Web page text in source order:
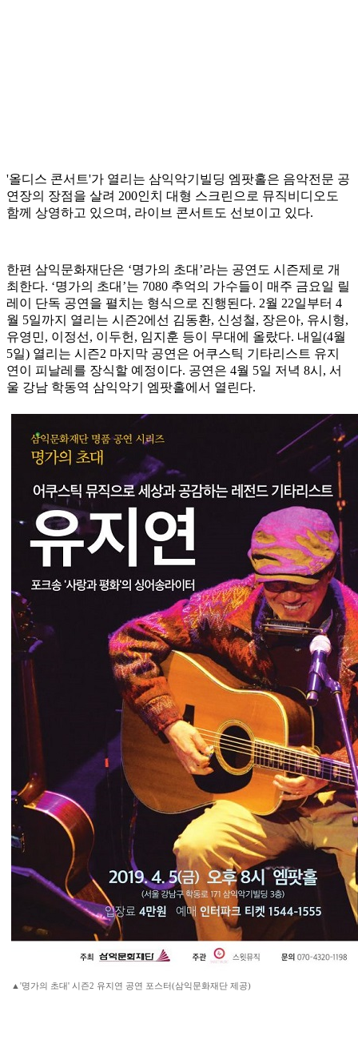
'올디스 콘서트'가 열리는 삼익악기빌딩 엠팟홀은 음악전문 공
연장의 장점을 살려 200인치 대형 스크린으로 뮤직비디오도
함께 상영하고 있으며, 라이브 콘서트도 선보이고 있다.
한편 삼익문화재단은 ‘명가의 초대’라는 공연도 시즌제로 개
최한다. ‘명가의 초대’는 7080 추억의 가수들이 매주 금요일 릴
레이 단독 공연을 펼치는 형식으로 진행된다. 2월 22일부터 4
월 5일까지 열리는 시즌2에선 김동환, 신성철, 장은아, 유시형,
유영민, 이정선, 이두헌, 임지훈 등이 무대에 올랐다. 내일(4월
5일) 열리는 시즌2 마지막 공연은 어쿠스틱 기타리스트 유지
연이 피날레를 장식할 예정이다. 공연은 4월 5일 저녁 8시, 서
울 강남 학동역 삼익악기 엠팟홀에서 열린다.
▲'명가의 초대' 시즌2 유지연 공연 포스터(삼익문화재단 제공)